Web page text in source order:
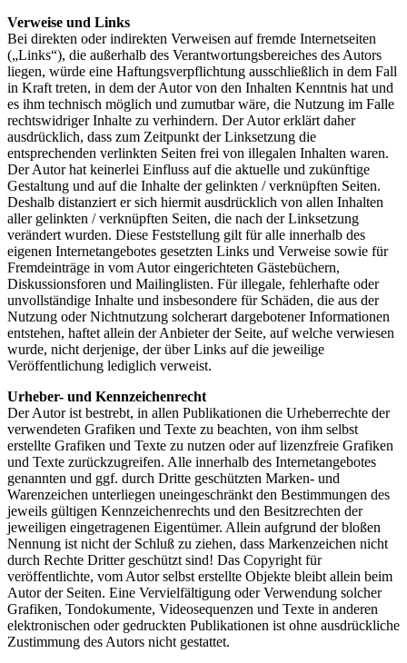
Verweise und Links
Bei direkten oder indirekten Verweisen auf fremde Internetseiten
(„Links“), die außerhalb des Verantwortungsbereiches des Autors
liegen, würde eine Haftungsverpflichtung ausschließlich in dem Fall
in Kraft treten, in dem der Autor von den Inhalten Kenntnis hat und
es ihm technisch möglich und zumutbar wäre, die Nutzung im Falle
rechtswidriger Inhalte zu verhindern. Der Autor erklärt daher
ausdrücklich, dass zum Zeitpunkt der Linksetzung die
entsprechenden verlinkten Seiten frei von illegalen Inhalten waren.
Der Autor hat keinerlei Einfluss auf die aktuelle und zukünftige
Gestaltung und auf die Inhalte der gelinkten / verknüpften Seiten.
Deshalb distanziert er sich hiermit ausdrücklich von allen Inhalten
aller gelinkten / verknüpften Seiten, die nach der Linksetzung
verändert wurden. Diese Feststellung gilt für alle innerhalb des
eigenen Internetangebotes gesetzten Links und Verweise sowie für
Fremdeinträge in vom Autor eingerichteten Gästebüchern,
Diskussionsforen und Mailinglisten. Für illegale, fehlerhafte oder
unvollständige Inhalte und insbesondere für Schäden, die aus der
Nutzung oder Nichtnutzung solcherart dargebotener Informationen
entstehen, haftet allein der Anbieter der Seite, auf welche verwiesen
wurde, nicht derjenige, der über Links auf die jeweilige
Veröffentlichung lediglich verweist.
Urheber- und Kennzeichenrecht
Der Autor ist bestrebt, in allen Publikationen die Urheberrechte der
verwendeten Grafiken und Texte zu beachten, von ihm selbst
erstellte Grafiken und Texte zu nutzen oder auf lizenzfreie Grafiken
und Texte zurückzugreifen. Alle innerhalb des Internetangebotes
genannten und ggf. durch Dritte geschützten Marken- und
Warenzeichen unterliegen uneingeschränkt den Bestimmungen des
jeweils gültigen Kennzeichenrechts und den Besitzrechten der
jeweiligen eingetragenen Eigentümer. Allein aufgrund der bloßen
Nennung ist nicht der Schluß zu ziehen, dass Markenzeichen nicht
durch Rechte Dritter geschützt sind! Das Copyright für
veröffentlichte, vom Autor selbst erstellte Objekte bleibt allein beim
Autor der Seiten. Eine Vervielfältigung oder Verwendung solcher
Grafiken, Tondokumente, Videosequenzen und Texte in anderen
elektronischen oder gedruckten Publikationen ist ohne ausdrückliche
Zustimmung des Autors nicht gestattet.